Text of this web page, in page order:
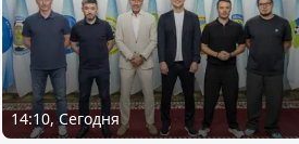
14:10, Сегодня